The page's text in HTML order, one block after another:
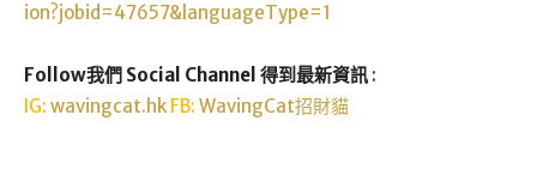
ion?jobid=47657&languageType=1
Follow我們 Social Channel 得到最新資訊 :
IG: wavingcat.hk FB: WavingCat招財貓